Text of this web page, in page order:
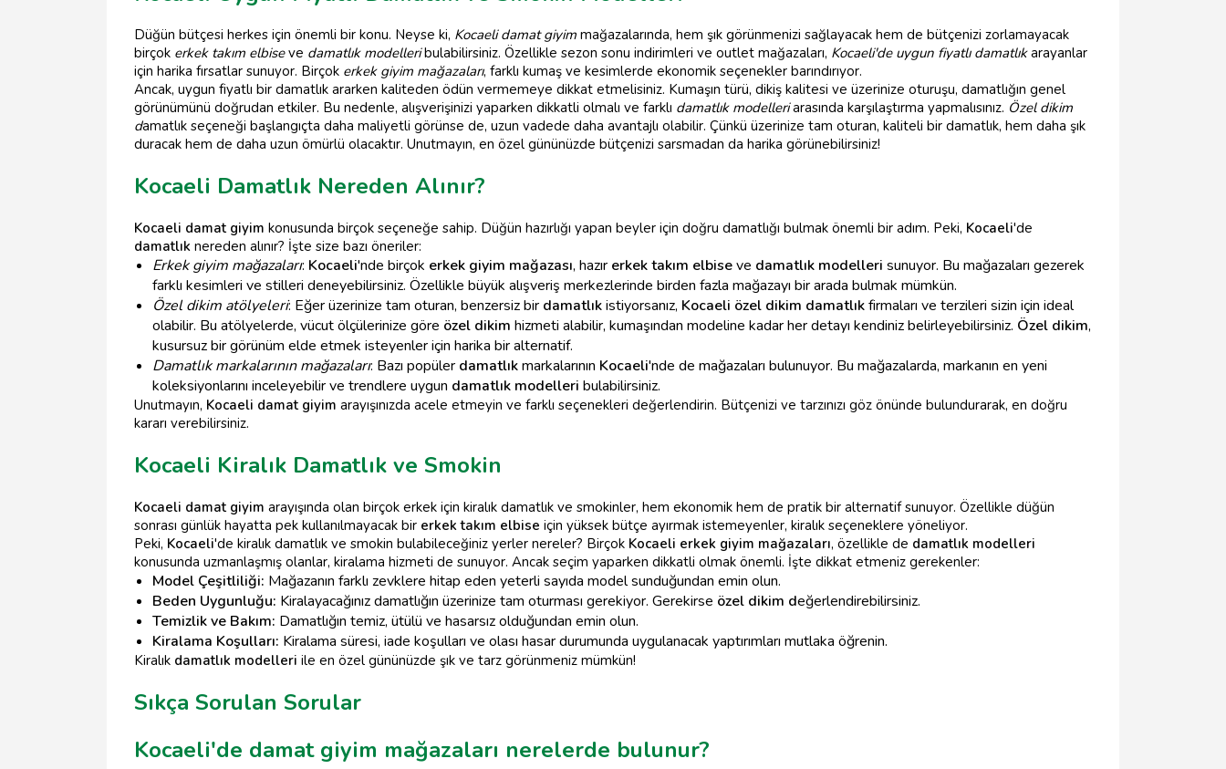
Düğün bütçesi herkes için önemli bir konu. Neyse ki, Kocaeli damat giyim mağazalarında, hem şık görünmenizi sağlayacak hem de bütçenizi zorlamayacak
birçok erkek takım elbiseve damatlık modelleribulabilirsiniz. Özellikle sezon sonu indirimleri ve outlet mağazaları, Kocaeli'de uygun fiyatlı damatlıkarayanlar
için harika fırsatlar sunuyor. Birçok erkek giyim mağazaları, farklı kumaş ve kesimlerde ekonomik seçenekler barındırıyor.
Ancak, uygun fiyatlı bir damatlık ararken kaliteden ödün vermemeye dikkat etmelisiniz. Kumaşın türü, dikiş kalitesi ve üzerinize oturuşu, damatlığın genel
görünümünü doğrudan etkiler. Bu nedenle, alışverişinizi yaparken dikkatli olmalı ve farklı damatlık modelleriarasında karşılaştırma yapmalısınız. Özel dikim
damatlık seçeneği başlangıçta daha maliyetli görünse de, uzun vadede daha avantajlı olabilir. Çünkü üzerinize tam oturan, kaliteli bir damatlık, hem daha şık
duracak hem de daha uzun ömürlü olacaktır. Unutmayın, en özel gününüzde bütçenizi sarsmadan da harika görünebilirsiniz!
Kocaeli Damatlık Nereden Alınır?
Kocaeli damat giyim konusunda birçok seçeneğe sahip. Düğün hazırlığı yapan beyler için doğru damatlığı bulmak önemli bir adım. Peki, Kocaeli'de
damatlık nereden alınır? İşte size bazı öneriler:
Erkek giyim mağazaları: Kocaeli'nde birçok erkek giyim mağazası, hazır erkek takım elbiseve damatlık modelleri sunuyor. Bu mağazaları gezerek
farklı kesimleri ve stilleri deneyebilirsiniz. Özellikle büyük alışveriş merkezlerinde birden fazla mağazayı bir arada bulmak mümkün.
Özel dikim atölyeleri: Eğer üzerinize tam oturan, benzersiz bir damatlıkistiyorsanız, Kocaeli özel dikim damatlıkfirmaları ve terzileri sizin için ideal
olabilir. Bu atölyelerde, vücut ölçülerinize göre özel dikim hizmeti alabilir, kumaşından modeline kadar her detayı kendiniz belirleyebilirsiniz. Özel dikim,
kusursuz bir görünüm elde etmek isteyenler için harika bir alternatif.
Damatlık markalarının mağazaları: Bazı popüler damatlıkmarkalarının Kocaeli'nde de mağazaları bulunuyor. Bu mağazalarda, markanın en yeni
koleksiyonlarını inceleyebilir ve trendlere uygun damatlık modelleri bulabilirsiniz.
Unutmayın, Kocaeli damat giyim arayışınızda acele etmeyin ve farklı seçenekleri değerlendirin. Bütçenizi ve tarzınızı göz önünde bulundurarak, en doğru
kararı verebilirsiniz.
Kocaeli Kiralık Damatlık ve Smokin
Kocaeli damat giyim arayışında olan birçok erkek için kiralık damatlık ve smokinler, hem ekonomik hem de pratik bir alternatif sunuyor. Özellikle düğün
sonrası günlük hayatta pek kullanılmayacak bir erkek takım elbise için yüksek bütçe ayırmak istemeyenler, kiralık seçeneklere yöneliyor.
Peki, Kocaeli'de kiralık damatlık ve smokin bulabileceğiniz yerler nereler? Birçok Kocaeli erkek giyim mağazaları, özellikle de damatlık modelleri
konusunda uzmanlaşmış olanlar, kiralama hizmeti de sunuyor. Ancak seçim yaparken dikkatli olmak önemli. İşte dikkat etmeniz gerekenler:
Model Çeşitliliği: Mağazanın farklı zevklere hitap eden yeterli sayıda model sunduğundan emin olun.
Beden Uygunluğu: Kiralayacağınız damatlığın üzerinize tam oturması gerekiyor. Gerekirse özel dikim değerlendirebilirsiniz.
Temizlik ve Bakım: Damatlığın temiz, ütülü ve hasarsız olduğundan emin olun.
Kiralama Koşulları: Kiralama süresi, iade koşulları ve olası hasar durumunda uygulanacak yaptırımları mutlaka öğrenin.
Kiralık damatlık modelleri ile en özel gününüzde şık ve tarz görünmeniz mümkün!
Sıkça Sorulan Sorular
Kocaeli'de damat giyim mağazaları nerelerde bulunur?